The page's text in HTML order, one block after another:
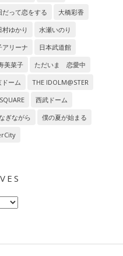
だって恋をする
大橋彩香
村ゆかり
水瀬いのり
アリーナ
日本武道館
美菜子
ただいま 恋愛中
ドーム
THE IDOLM@STER
西武ドーム
ぎながら
僕の夏が始まる